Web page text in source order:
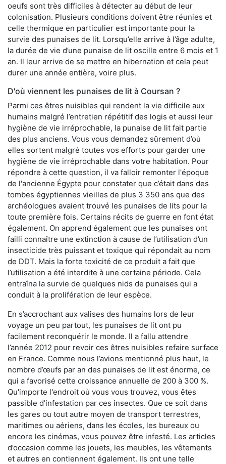
oeufs sont très difficiles à détecter au début de leur
colonisation. Plusieurs conditions doivent être réunies et
celle thermique en particulier est importante pour la
survie des punaises de lit. Lorsqu’elle arrive à l’âge adulte,
la durée de vie d’une punaise de lit oscille entre 6 mois et 1
an. Il leur arrive de se mettre en hibernation et cela peut
durer une année entière, voire plus.
D'où viennent les punaises de lit à Coursan ?
Parmi ces êtres nuisibles qui rendent la vie difficile aux
humains malgré l’entretien répétitif des logis et aussi leur
hygiène de vie irréprochable, la punaise de lit fait partie
des plus anciens. Vous vous demandez sûrement d’où
elles sortent malgré toutes vos efforts pour garder une
hygiène de vie irréprochable dans votre habitation. Pour
répondre à cette question, il va falloir remonter l'époque
de l'ancienne Égypte pour constater que c’était dans des
tombes égyptiennes vieilles de plus 3 350 ans que des
archéologues avaient trouvé les punaises de lits pour la
toute première fois. Certains récits de guerre en font état
également. On apprend également que les punaises ont
failli connaître une extinction à cause de l’utilisation d’un
insecticide très puissant et toxique qui répondait au nom
de DDT. Mais la forte toxicité de ce produit a fait que
l’utilisation a été interdite à une certaine période. Cela
entraîna la survie de quelques nids de punaises qui a
conduit à la prolifération de leur espèce.
En s’accrochant aux valises des humains lors de leur
voyage un peu partout, les punaises de lit ont pu
facilement reconquérir le monde. Il a fallu attendre
l’année 2012 pour revoir ces êtres nuisibles refaire surface
en France. Comme nous l’avions mentionné plus haut, le
nombre d’œufs par an des punaises de lit est énorme, ce
qui a favorisé cette croissance annuelle de 200 à 300 %.
Qu'importe l'endroit où vous vous trouvez, vous êtes
passible d'infestation par ces insectes. Que ce soit dans
les gares ou tout autre moyen de transport terrestres,
maritimes ou aériens, dans les écoles, les bureaux ou
encore les cinémas, vous pouvez être infesté. Les articles
d’occasion comme les jouets, les meubles, les vêtements
et autres en contiennent également. Ils ont une telle